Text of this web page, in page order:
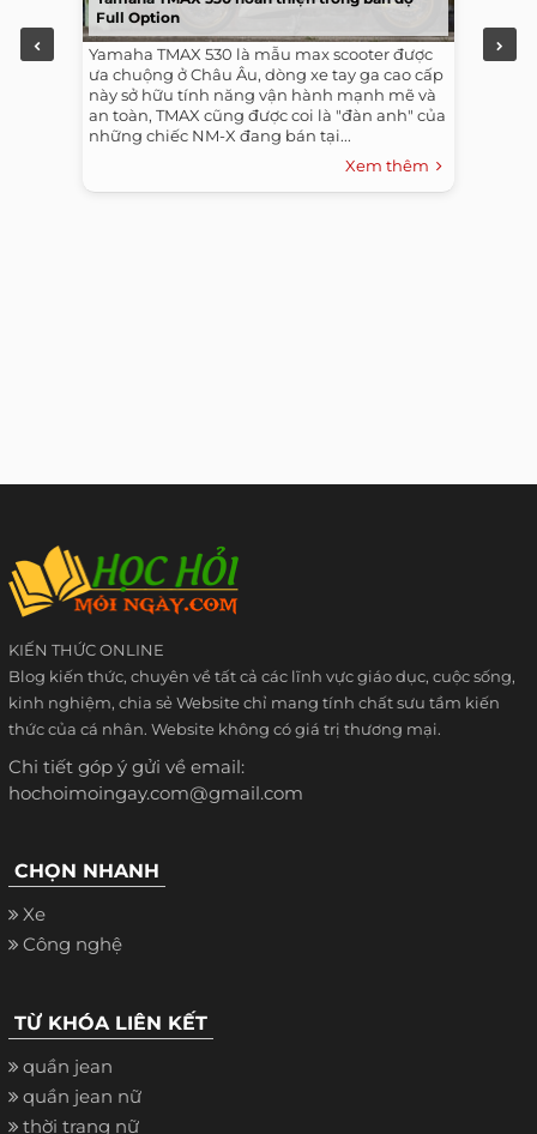
Full Option
Yamaha TMAX 530 là mẫu max scooter được
ưa chuộng ở Châu Âu, dòng xe tay ga cao cấp
này sở hữu tính năng vận hành mạnh mẽ và
an toàn, TMAX cũng được coi là "đàn anh" của
những chiếc NM-X đang bán tại...
Xem thêm
KIẾN THỨC ONLINE
Blog kiến thức, chuyên về tất cả các lĩnh vực giáo dục, cuộc sống,
kinh nghiệm, chia sẻ Website chỉ mang tính chất sưu tầm kiến
thức của cá nhân. Website không có giá trị thương mại.
Chi tiết góp ý gửi về email:
hochoimoingay.com@gmail.com
CHỌN NHANH
Xe
Công nghệ
TỪ KHÓA LIÊN KẾT
quần jean
quần jean nữ
thời trang nữ